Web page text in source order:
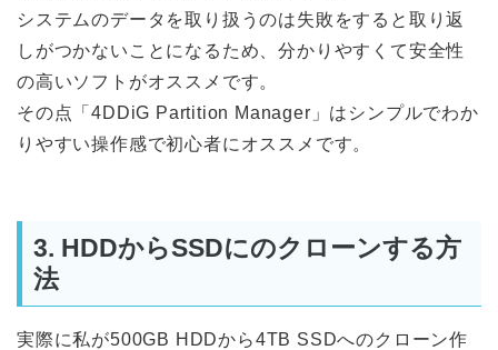
システムのデータを取り扱うのは失敗をすると取り返
しがつかないことになるため、分かりやすくて安全性
の高いソフトがオススメです。
その点「4DDiG Partition Manager」はシンプルでわか
りやすい操作感で初心者にオススメです。
3. HDDからSSDにのクローンする方
法
実際に私が500GB HDDから4TB SSDへのクローン作